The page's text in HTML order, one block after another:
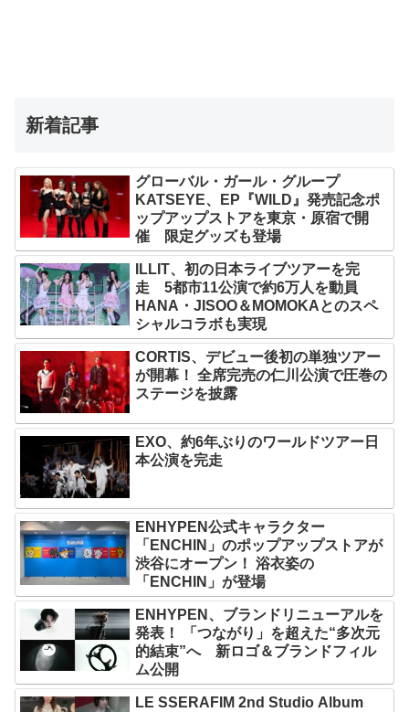
新着記事
グローバル・ガール・グループ
KATSEYE、EP『WILD』発売記念ポ
ップアップストアを東京・原宿で開
催 限定グッズも登場
ILLIT、初の日本ライブツアーを完
走 5都市11公演で約6万人を動員
HANA・JISOO＆MOMOKAとのスペ
シャルコラボも実現
CORTIS、デビュー後初の単独ツアー
が開幕！ 全席完売の仁川公演で圧巻の
ステージを披露
EXO、約6年ぶりのワールドツアー日
本公演を完走
ENHYPEN公式キャラクター
「ENCHIN」のポップアップストアが
渋谷にオープン！ 浴衣姿の
「ENCHIN」が登場
ENHYPEN、ブランドリニューアルを
発表！ 「つながり」を超えた“多次元
的結束”へ 新ロゴ＆ブランドフィル
ム公開
LE SSERAFIM 2nd Studio Album